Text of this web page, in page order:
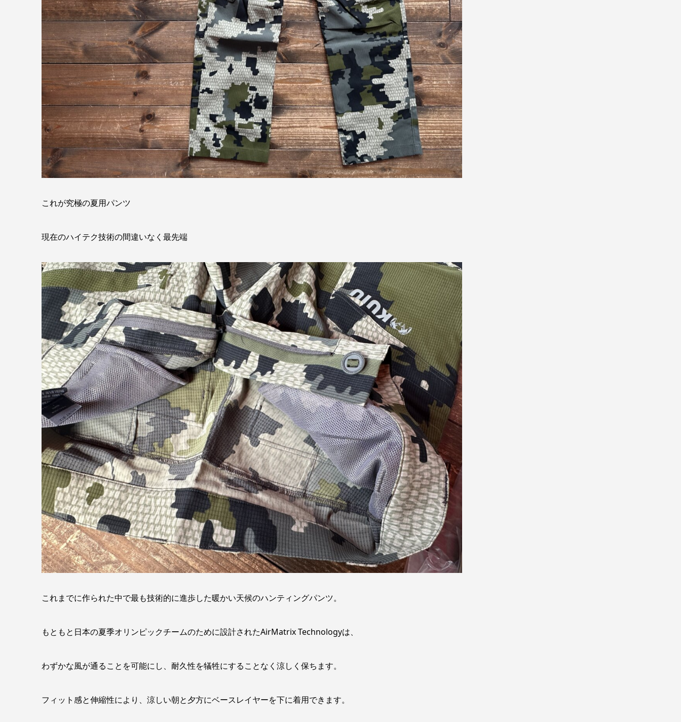
これが究極の夏用パンツ
現在のハイテク技術の間違いなく最先端
これまでに作られた中で最も技術的に進歩した暖かい天候のハンティングパンツ。
もともと日本の夏季オリンピックチームのために設計されたAirMatrix Technologyは、
わずかな風が通ることを可能にし、耐久性を犠牲にすることなく涼しく保ちます。
フィット感と伸縮性により、涼しい朝と夕方にベースレイヤーを下に着用できます。